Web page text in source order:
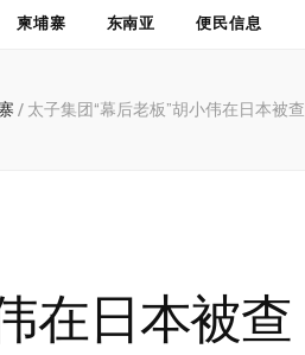
柬埔寨 东南亚 便民信息
/ 太子集团“幕后老板”胡小伟在日本被查
在日本被查